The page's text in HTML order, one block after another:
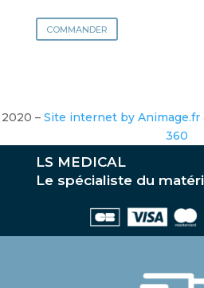
COMMANDER
2020 – Site internet by
360
LS MEDICAL
Le spécialiste du